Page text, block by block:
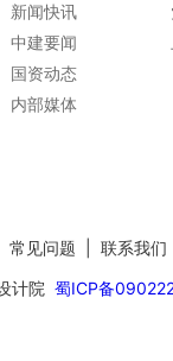
新闻快讯
中建要闻
国资动态
内部媒体
常见问题 联系我们
计院 蜀ICP备